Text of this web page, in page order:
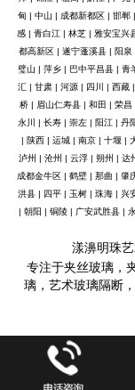
甸
中山 成都新都区 邯郸|
感
青白江 林芝 雅安宝兴
都高新区
遂宁蓬溪县 阳泉
璧山
萍乡| 巴中平昌县| 青
汇
甘肃 河源 四川 西藏
桥| 眉山仁寿县| 和田 荣昌
永川
长寿| 崇左| 阳江| 丹
陕西 运城 南京 十堰
泸州
沧州 云浮| 朔州 达
成都金牛区
鹤壁 那曲 肇
洪县
四平 玉树 珠海 兴
朝阳 铜陵| 广安武胜县|
漾濞明珠
专注于夹丝玻璃，
璃，艺术玻璃隔断